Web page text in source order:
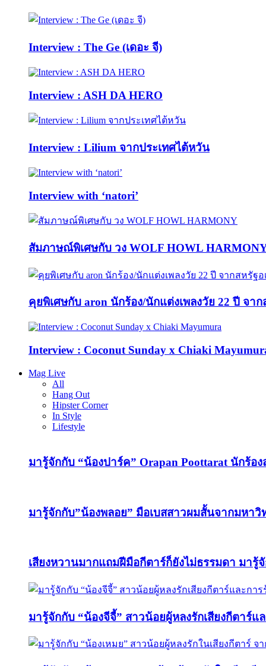
Interview : The Ge (เดอะ จี)
Interview : ASH DA HERO
Interview : Lilium จากประเทศไต้หวัน
Interview with ‘natori’
สัมภาษณ์พิเศษกับ วง WOLF HOWL
คุยพิเศษกับ aron นักร้อง/นักแต่งเพลงวัย 22 ปี จาก
Interview : Coconut Sunday x Chiaki
Mag Live
All
Hang Out
Hipster Corner
In Style
Lifestyle
มารู้จักกับ “น้องปาร์ค” Orapan Poottarat นักร้อ
มารู้จักกับ”น้องพลอย” มือเบสสาวผมสั้นจากมหา
เสียงหวานมากแถมฝีมือกีตาร์ก็ยังไม่ธรรมดา มา
มารู้จักกับ “น้องจีจี้” สาวน้อยผู้หลงรักเสียงกีตาร์แ